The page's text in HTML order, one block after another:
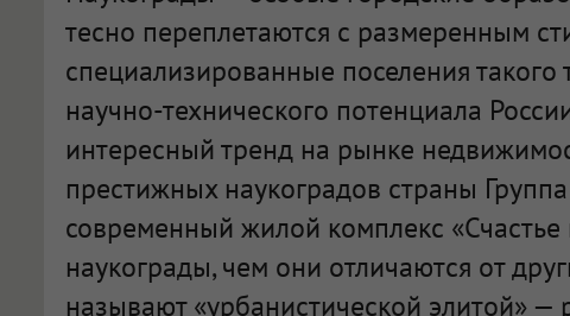
тесно переплетаются с размеренным
специализированные поселения
научно-технического потенциала
интересный тренд на рынке
престижных наукоградов страны
современный жилой комплекс
наукограды, чем они отличаются от
называют «урбанистической элитой» —